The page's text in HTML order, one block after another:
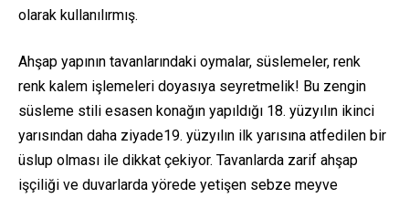
olarak kullanılırmış.
Ahşap yapının tavanlarındaki oymalar, süslemeler, renk
renk kalem işlemeleri doyasıya seyretmelik! Bu zengin
süsleme stili esasen konağın yapıldığı 18. yüzyılın ikinci
yarısından daha ziyade19. yüzyılın ilk yarısına atfedilen bir
üslup olması ile dikkat çekiyor. Tavanlarda zarif ahşap
işçiliği ve duvarlarda yörede yetişen sebze meyve